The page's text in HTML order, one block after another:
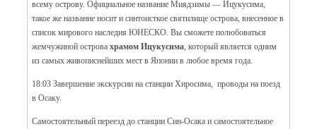
всему острову. Официальное название Миядзимы — Ицукусима,
такое же название носит и синтоисткое святилище острова, внесенное в
список мирового наследия ЮНЕСКО. Вы сможете полюбоваться
жемчужиной острова храмом Ицукусима , который является одним
из самых живописнейших мест в Японии в любое время года.
18:03 Завершение экскурсии на станции Хиросима, проводы на поезд
в Осаку.
Самостоятельный переезд до станции Син-Осака и самостоятельное